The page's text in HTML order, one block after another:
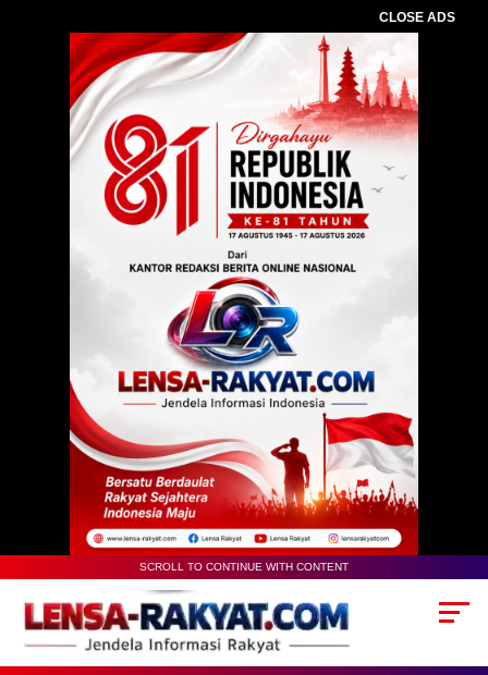
CLOSE ADS
SCROLL TO CONTINUE WITH CONTENT